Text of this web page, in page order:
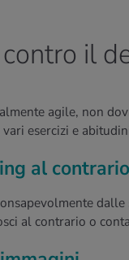
il
agile, non
esercizi e
al contrario
al contrario o